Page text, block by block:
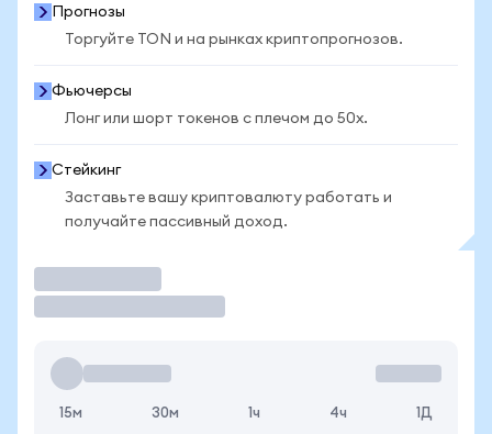
Прогнозы
Торгуйте TON и на рынках криптопрогнозов.
Фьючерсы
Лонг или шорт токенов с плечом до 50x.
Стейкинг
Заставьте вашу криптовалюту работать и
получайте пассивный доход.
15м 30м 1ч 4ч 1Д